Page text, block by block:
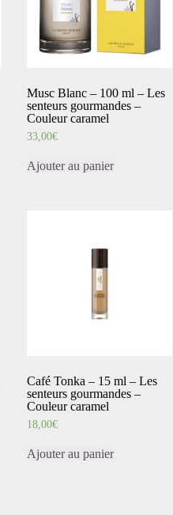
Musc Blanc – 100 ml – Les
senteurs gourmandes –
Couleur caramel
33,00€
Ajouter au panier
Café Tonka – 15 ml – Les
senteurs gourmandes –
Couleur caramel
18,00€
Ajouter au panier